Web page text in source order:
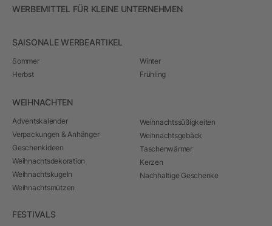
WERBEMITTEL FÜR KLEINE UNTERNEHMEN
SAISONALE WERBEARTIKEL
Sommer
Herbst
Winter
Frühling
WEIHNACHTEN
Adventskalender
Verpackungen & Anhänger
Geschenkideen
Weihnachtsdekoration
Weihnachtskugeln
Weihnachtsmützen
Weihnachtssüßigkeiten
Weihnachtsgebäck
Taschenwärmer
Kerzen
Nachhaltige Geschenke
FESTIVALS